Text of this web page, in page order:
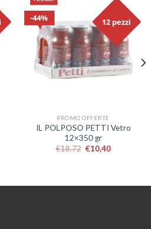
12 pezzi
44%
PROMO OFFERTE
IL POLPOSO PETTI Vetro
12×350 gr
€18,72 €10,40